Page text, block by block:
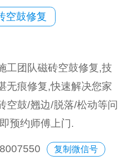
空鼓修复
工团队磁砖空鼓修复,技
无痕修复,快速解决您家
空鼓/翘边/脱落/松动等问
预约师傅上门.
复制微信号